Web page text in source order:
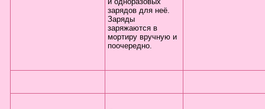
зарядов для неё.
Заряды
заряжаются в
мортиру вручную и
поочередно.